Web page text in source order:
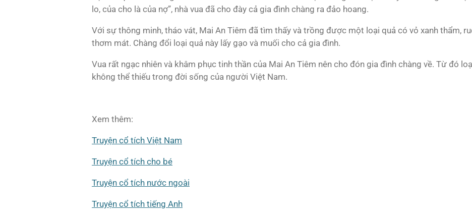
lo, của cho là của nợ”, nhà vua đã cho đày cả gia đình chàng ra đảo hoang.
Với sự thông minh, tháo vát, Mai An Tiêm đã tìm thấy và trồng được một loại quả có vỏ xanh thẩm,
thơm mát. Chàng đổi loại quả này lấy gạo và muối cho cả gia đình.
Vua rất ngạc nhiên và khâm phục tinh thần của Mai An Tiêm nên cho đón gia đình chàng về. Từ đó
không thể thiếu trong đời sống của người Việt Nam.
Xem thêm:
Truyện cổ tích Việt Nam
Truyện cổ tích cho bé
Truyện cổ tích nước ngoài
Truyện cổ tích tiếng Anh